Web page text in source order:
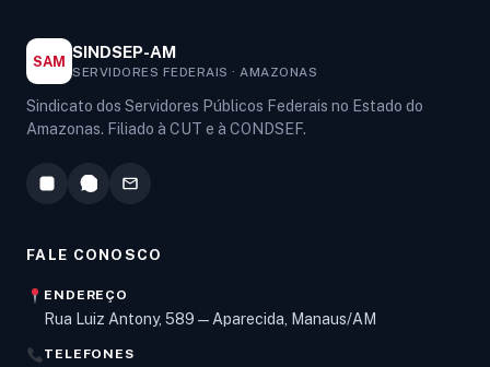
SAM SINDSEP-AM
SERVIDORES FEDERAIS · AMAZONAS
Sindicato dos Servidores Públicos Federais no Estado do
Amazonas. Filiado à CUT e à CONDSEF.
FALE CONOSCO
ENDEREÇO
Rua Luiz Antony, 589 — Aparecida, Manaus/AM
TELEFONES